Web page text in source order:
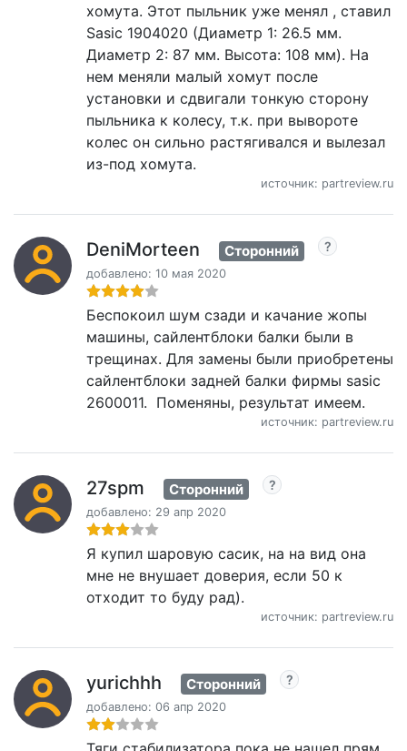
хомута. Этот пыльник уже менял , ставил
Sasic 1904020 (Диаметр 1: 26.5 мм.
Диаметр 2: 87 мм. Высота: 108 мм). На
нем меняли малый хомут после
установки и сдвигали тонкую сторону
пыльника к колесу, т.к. при вывороте
колес он сильно растягивался и вылезал
из-под хомута.
источник: partreview.ru
DeniMorteen Сторонний
добавлено: 10 мая 2020
Беспокоил шум сзади и качание жопы
машины, сайлентблоки балки были в
трещинах. Для замены были приобретены
сайлентблоки задней балки фирмы sasic
2600011. Поменяны, результат имеем.
источник: partreview.ru
27spm Сторонний
добавлено: 29 апр 2020
Я купил шаровую сасик, на на вид она
мне не внушает доверия, если 50 к
отходит то буду рад).
источник: partreview.ru
yurichhh Сторонний
добавлено: 06 апр 2020